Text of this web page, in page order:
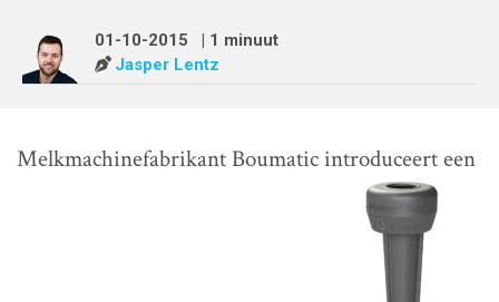
01-10-2015
| 1 minuut
Jasper Lentz
Melkmachinefabrikant Boumatic introduceert een